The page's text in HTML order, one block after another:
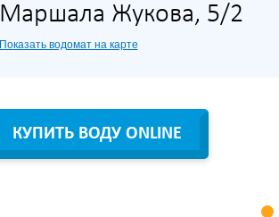
Маршала Жукова, 5/2
Показать водомат на карте
КУПИТЬ ВОДУ ONLINE